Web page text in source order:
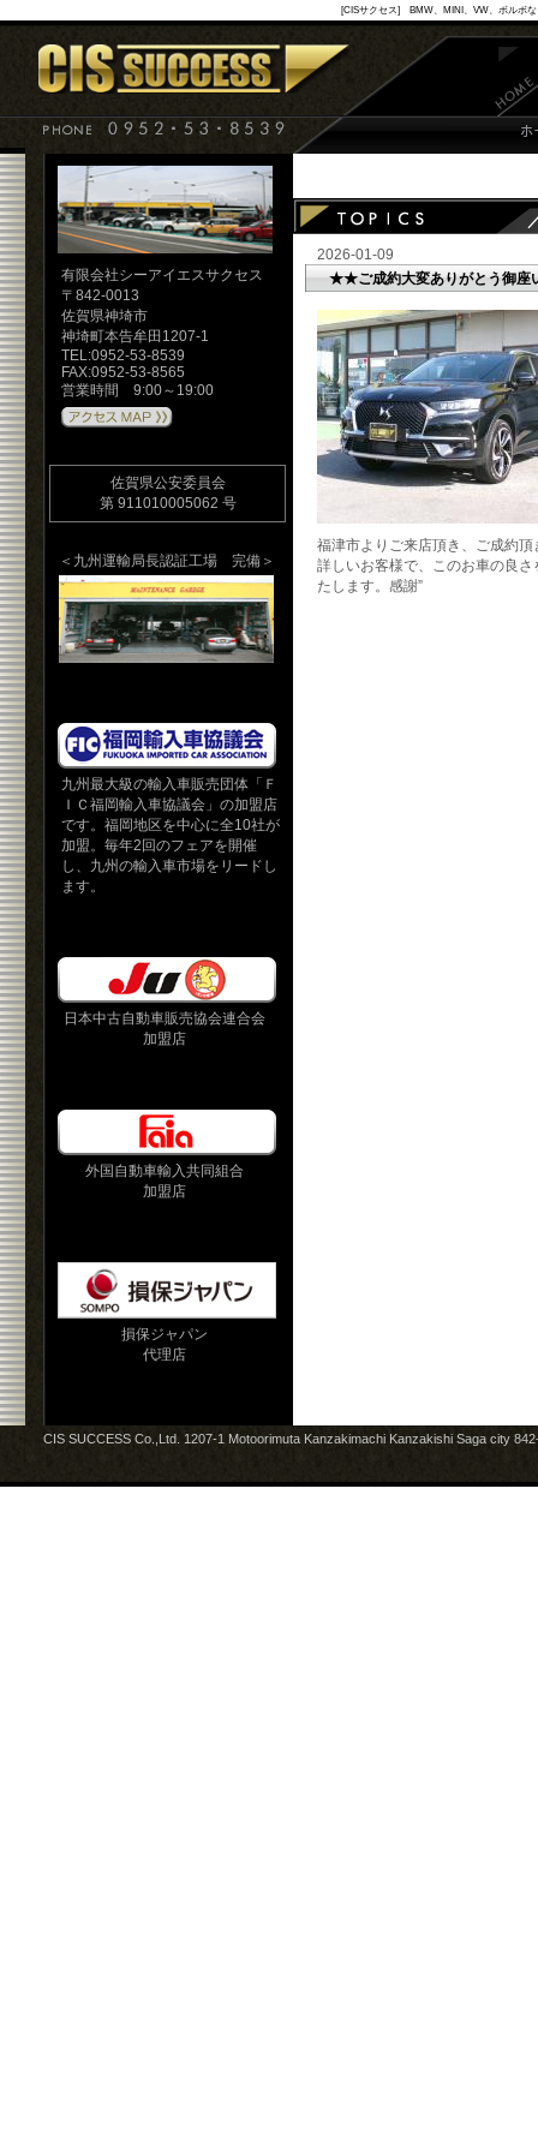
[CISサクセス] BMW、MINI、VW、ボルボな
有限会社シーアイエスサクセス
〒842-0013
佐賀県神埼市
神埼町本告牟田1207-1
TEL:0952-53-8539
FAX:0952-53-8565
営業時間 9:00～19:00
佐賀県公安委員会
第 911010005062 号
＜九州運輸局長認証工場 完備＞
九州最大級の輸入車販売団体「Ｆ
ＩＣ福岡輸入車協議会」の加盟店
です。福岡地区を中心に全10社が
加盟。毎年2回のフェアを開催
し、九州の輸入車市場をリードし
ます。
日本中古自動車販売協会連合会
加盟店
外国自動車輸入共同組合
加盟店
損保ジャパン
代理店
2026-01-09
★★ご成約大変ありがとう御座
福津市よりご来店頂き、ご成約
詳しいお客様で、このお車の良
たします。感謝”
CIS SUCCESS Co.,Ltd. 1207-1 Motoorimuta Kanzakimachi Kanzakishi Saga city